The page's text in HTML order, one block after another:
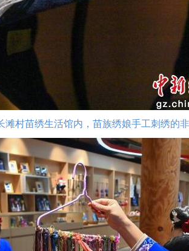
苗绣生活馆内，苗族绣娘手工刺绣的非